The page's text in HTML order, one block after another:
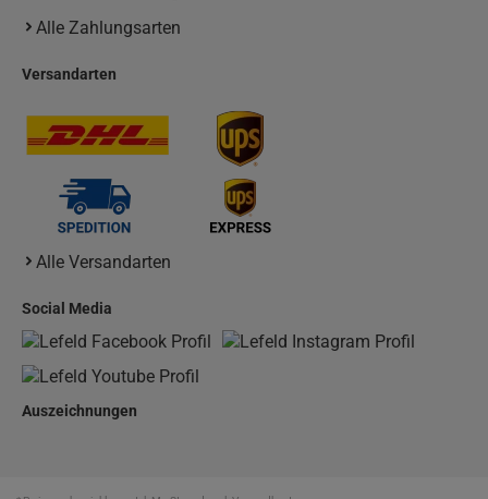
Alle Zahlungsarten
Versandarten
Alle Versandarten
Social Media
Auszeichnungen